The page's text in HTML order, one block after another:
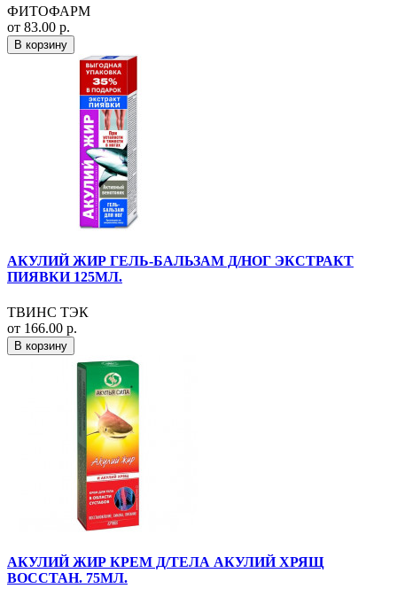
ФИТОФАРМ
от 83.00 р.
В корзину
АКУЛИЙ ЖИР ГЕЛЬ-БАЛЬЗАМ Д/НОГ ЭКСТРАКТ
ПИЯВКИ 125МЛ.
ТВИНС ТЭК
от 166.00 р.
В корзину
АКУЛИЙ ЖИР КРЕМ Д/ТЕЛА АКУЛИЙ ХРЯЩ
ВОССТАН. 75МЛ.